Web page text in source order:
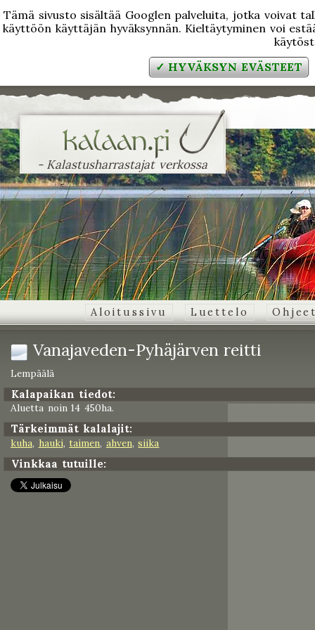
Tämä sivusto sisältää Googlen palveluita, jotka voivat
käyttöön käyttäjän hyväksynnän. Kieltäytyminen voi
✓ HYVÄKSYN EVÄSTEET
- Kalastusharrastajat verkossa
Aloitussivu Luettelo
Vanajaveden-Pyhäjärven reitti
Lempäälä
Kalapaikan tiedot:
Aluetta noin 14 450ha.
Tärkeimmät kalalajit:
kuha, hauki,taimen, ahven,siika
Vinkkaa tutuille: